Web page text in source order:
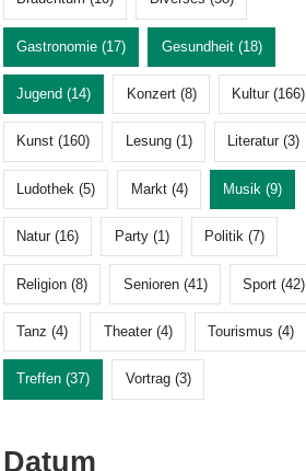
Gastronomie (17) Gesundheit (18)
Jugend (14) Konzert (8) Kultur (166)
Kunst (160) Lesung (1) Literatur (3)
Ludothek (5) Markt (4) Musik (9)
Natur (16) Party (1) Politik (7)
Religion (8) Senioren (41) Sport (42)
Tanz (4) Theater (4) Tourismus (4)
Treffen (37) Vortrag (3)
Datum